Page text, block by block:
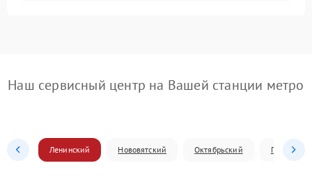
Наш сервисный центр на Вашей станции метро
Ленинский Нововятский Октябрьский